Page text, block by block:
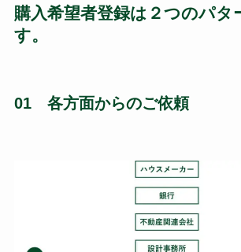
購入希望者登録は２つのパタ
す。
01 各方面からのご依頼